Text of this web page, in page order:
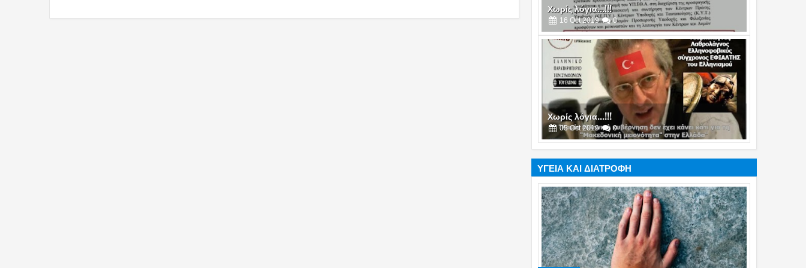
Χωρίς λόγια...!!!
05 Oct 2019 0
Χωρίς λόγια...!!!
17 Jul 2019 0
Χωρίς λόγια...!!!
16 Jul 2019 0
ΥΓΕΙΑ ΚΑΙ ΔΙΑΤΡΟΦΗ